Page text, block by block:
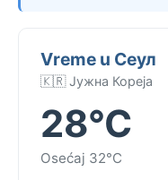
Vreme u Сеул
🇰🇷 Јужна Кореја
28°C
Osećaj 32°C